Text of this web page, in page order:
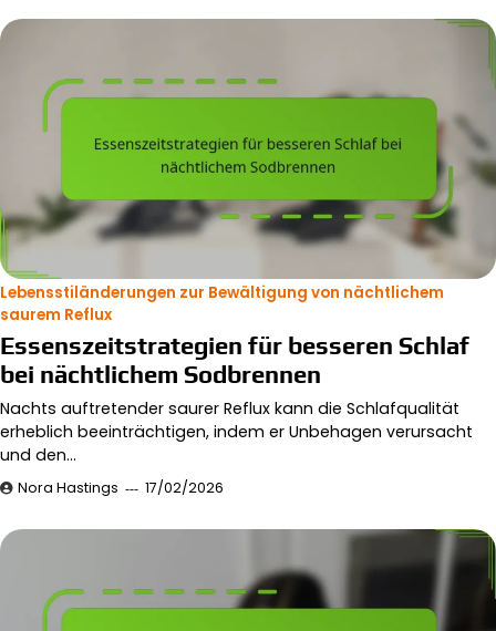
Lebensstiländerungen zur Bewältigung von nächtlichem
saurem Reflux
Essenszeitstrategien für besseren Schlaf
bei nächtlichem Sodbrennen
Nachts auftretender saurer Reflux kann die Schlafqualität
erheblich beeinträchtigen, indem er Unbehagen verursacht
und den…
Nora Hastings 17/02/2026